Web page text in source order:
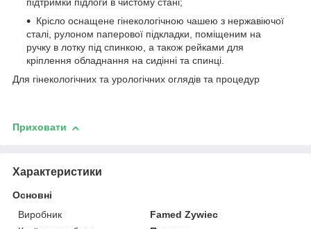
підтримки підлоги в чистому стані;
Крісло оснащене гінекологічною чашею з нержавіючої
сталі, рулоном паперової підкладки, поміщеним на
ручку в лотку під спинкою, а також рейками для
кріплення обладнання на сидінні та спинці.
Для гінекологічних та урологічних оглядів та процедур
Приховати
Характеристики
Основні
Виробник
Famed Zywiec